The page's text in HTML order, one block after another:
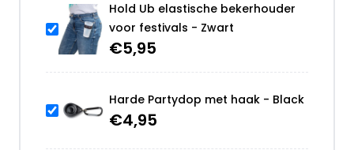
Hold Ub elastische bekerhouder
voor festivals - Zwart
€5,95
Harde Partydop met haak - Black
€4,95